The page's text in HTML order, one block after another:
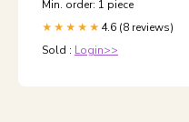
Strumpfhalterгürtel
Min. order: 1 piece
★★★★★ 4.6 (8 reviews)
Sold : Login>>